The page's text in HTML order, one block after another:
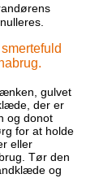
gulvet
der er
og donot
for at holde
eller
Tør den
og